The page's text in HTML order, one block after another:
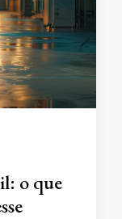
o que